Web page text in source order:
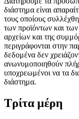
διάστημα είναι
τους οποίους
των προϊόντων και
αρχείων και της
περιγράφονται στην
δεδομένα δεν
ανωνυμοποιηθούν
υποχρεωμένοι να τα
διάστημα.
Τρίτα μέρη